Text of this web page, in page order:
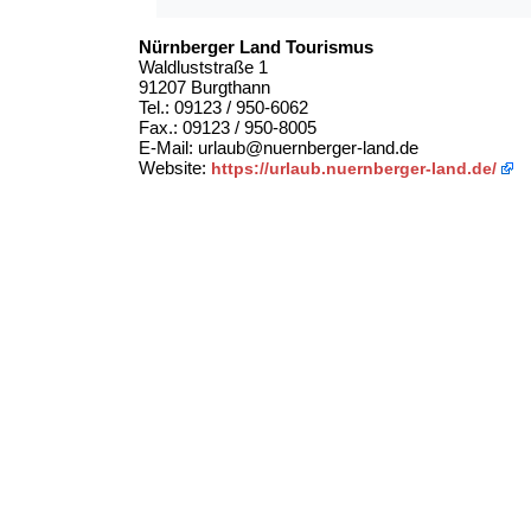
Nürnberger Land Tourismus
Waldluststraße 1
91207 Burgthann
Tel.: 09123 / 950-6062
Fax.: 09123 / 950-8005
E-Mail: urlaub@nuernberger-land.de
Website: https://urlaub.nuernberger-land.de/